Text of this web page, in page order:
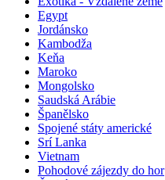
Egypt
Jordánsko
Kambodža
Keňa
Maroko
Mongolsko
Saudská Arábie
Španělsko
Spojené státy americké
Srí Lanka
Vietnam
Pohodové zájezdy do hor